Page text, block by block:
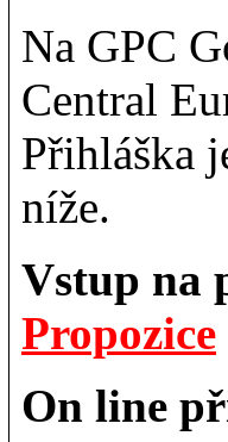
Na GPC
Central
Přihláška
níže.
Vstup na
Propozice
On line